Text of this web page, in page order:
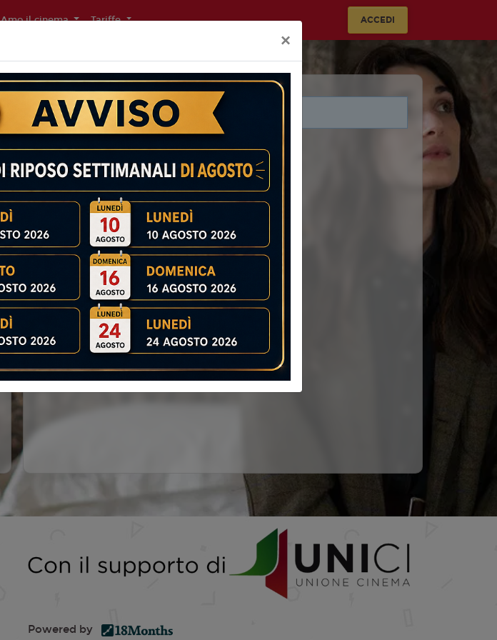
Amo il cinema Tariffe ACCEDI
Non ci sono spettacoli legati a questo evento.
×
Powered by